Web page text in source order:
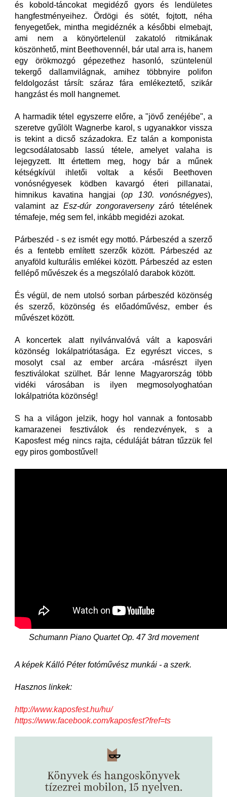
és kobold-táncokat megidéző gyors és lendületes
hangfestményeihez. Ördögi és sötét, fojtott, néha
fenyegetőek, mintha megidéznék a későbbi elmebajt,
ami nem a könyörtelenül zakatoló ritmikának
köszönhető, mint Beethovennél, bár utal arra is, hanem
egy örökmozgó gépezethez hasonló, szüntelenül
tekergő dallamvilágnak, amihez többnyire polifon
feldolgozást társít: száraz fára emlékeztető, szikár
hangzást és moll hangnemet.
A harmadik tétel egyszerre előre, a "jövő zenéjébe", a
szeretve gyűlölt Wagnerbe karol, s ugyanakkor vissza
is tekint a dicső századokra. Ez talán a komponista
legcsodálatosabb lassú tétele, amelyet valaha is
lejegyzett. Itt értettem meg, hogy bár a műnek
kétségkívül ihletői voltak a késői Beethoven
vonósnégyesek ködben kavargó éteri pillanatai,
himnikus kavatina hangjai (op 130. vonósnégyes),
valamint azEsz-dúr zongoraversenyzáró tételének
témafeje, még sem fel, inkább megidézi azokat.
Párbeszéd - s ez ismét egy mottó. Párbeszéd a szerző
és a fentebb említett szerzők között. Párbeszéd az
anyaföld kulturális emlékei között. Párbeszéd az esten
fellépő művészek és a megszólaló darabok között.
És végül, de nem utolsó sorban párbeszéd közönség
és szerző, közönség és előadóművész, ember és
művészet között.
A koncertek alatt nyilvánvalóvá vált a kaposvári
közönség lokálpatriótasága. Ez egyrészt vicces, s
mosolyt csal az ember arcára -másrészt ilyen
fesztiválokat szülhet. Bár lenne Magyarország több
vidéki városában is ilyen megmosolyoghatóan
lokálpatrióta közönség!
S ha a világon jelzik, hogy hol vannak a fontosabb
kamarazenei fesztiválok és rendezvények, s a
Kaposfest még nincs rajta, céduláját bátran tűzzük fel
egy piros gombostűvel!
Schumann Piano Quartet Op. 47 3rd movement
A képek Kálló Péter fotóművész munkái - a szerk.
Hasznos linkek:
http://www.kaposfest.hu/hu/
https://www.facebook.com/kaposfest?fref=ts